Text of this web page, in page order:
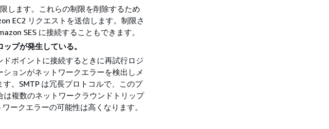
します。これらの制限を削除するため
EC2 リクエストを送信します。制限さ
SES に接続することもできます。
プが発生している。
ドポイントに接続するときに再試行ロジ
ョンがネットワークエラーを検出しメ
。SMTP は冗長プロトコルで、このプ
は複数のネットワークラウンドトリップ
ークエラーの可能性は高くなります。